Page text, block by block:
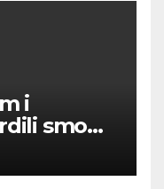
i
smo